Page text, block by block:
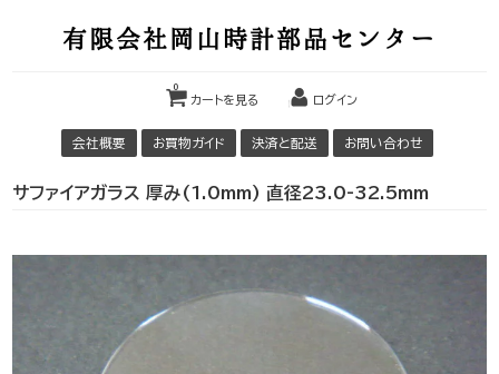
有限会社岡山時計部品センター
カートを見る
0
ログイン
会社概要 お買物ガイド 決済と配送 お問い合わせ
サファイアガラス 厚み(1.0mm) 直径23.0-32.5mm